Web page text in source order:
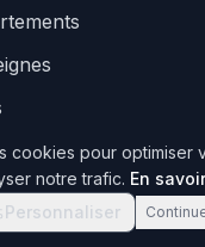
cookies pour optimiser
notre trafic. En
Personnaliser